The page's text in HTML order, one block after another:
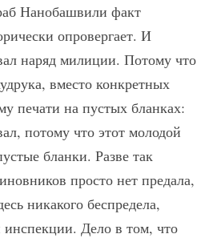
Нанобашвили факт
опровергает. И
наряд милиции. Потому что
вместо конкретных
печати на пустых бланках:
потому что этот молодой
бланки. Разве так
просто нет предала,
никакого беспредела,
Дело в том, что